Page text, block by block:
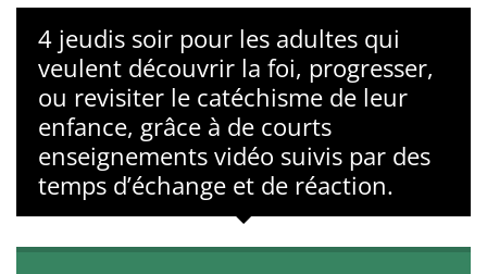
4 jeudis soir pour les adultes qui
veulent découvrir la foi, progresser,
ou revisiter le catéchisme de leur
enfance, grâce à de courts
enseignements vidéo suivis par des
temps d’échange et de réaction.